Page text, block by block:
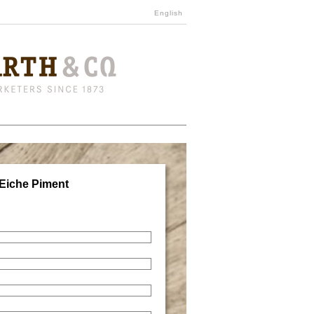
English
Piment